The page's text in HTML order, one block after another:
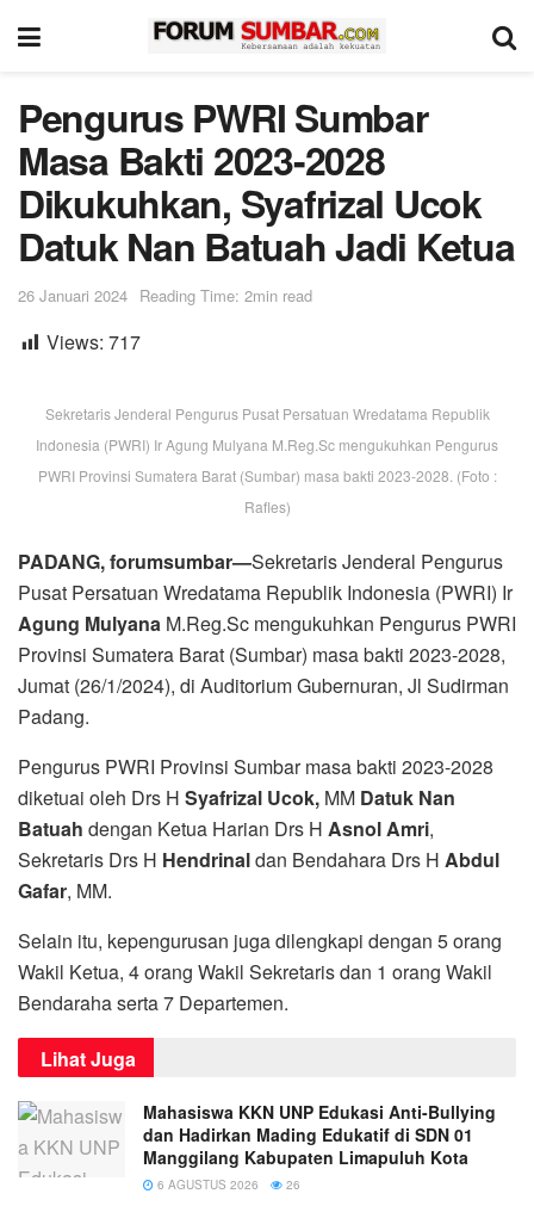
Pengurus PWRI Sumbar
Masa Bakti 2023-2028
Dikukuhkan, Syafrizal Ucok
Datuk Nan Batuah Jadi Ketua
26 Januari 2024 Reading Time: 2min read
Views: 717
Sekretaris Jenderal Pengurus Pusat Persatuan Wredatama Republik
Indonesia (PWRI) Ir Agung Mulyana M.Reg.Sc mengukuhkan Pengurus
PWRI Provinsi Sumatera Barat (Sumbar) masa bakti 2023-2028. (Foto :
Rafles)
PADANG, forumsumbar—Sekretaris Jenderal Pengurus
Pusat Persatuan Wredatama Republik Indonesia (PWRI) Ir
Agung Mulyana M.Reg.Sc mengukuhkan Pengurus PWRI
Provinsi Sumatera Barat (Sumbar) masa bakti 2023-2028,
Jumat (26/1/2024), di Auditorium Gubernuran, Jl Sudirman
Padang.
Pengurus PWRI Provinsi Sumbar masa bakti 2023-2028
diketuai oleh Drs H Syafrizal Ucok, MM Datuk Nan
Batuah dengan Ketua Harian Drs H Asnol Amri,
Sekretaris Drs H Hendrinaldan Bendahara Drs H Abdul
Gafar, MM.
Selain itu, kepengurusan juga dilengkapi dengan 5 orang
Wakil Ketua, 4 orang Wakil Sekretaris dan 1 orang Wakil
Bendaraha serta 7 Departemen.
Lihat Juga
Mahasiswa KKN UNP Edukasi Anti-Bullying
dan Hadirkan Mading Edukatif di SDN 01
Manggilang Kabupaten Limapuluh Kota
6 AGUSTUS 2026 26